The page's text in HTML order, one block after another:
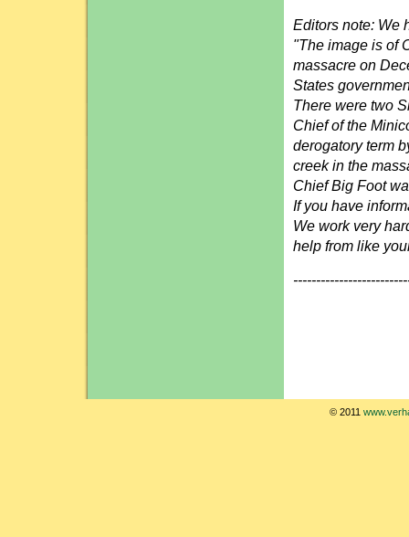
Editors note: We
"The image is of
massacre on
States
There were two
Chief of the
derogatory term
creek in the
Chief Big Foot
If you have
We work very
help from like
© 2011